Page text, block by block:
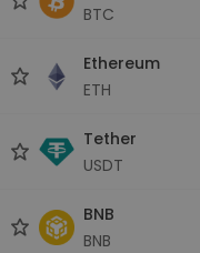
BTC
Ethereum
ETH
Tether
USDT
BNB
BNB